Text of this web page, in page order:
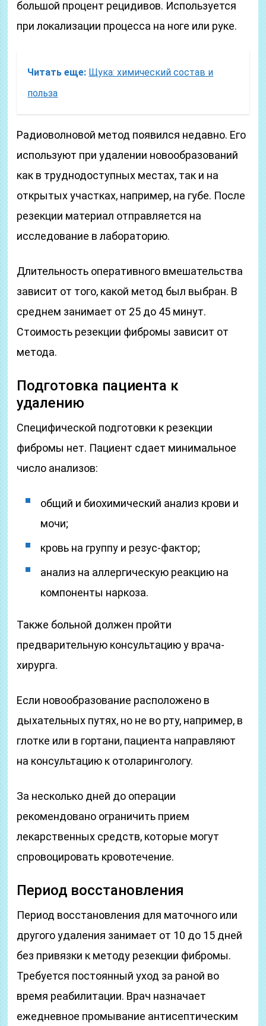
большой процент рецидивов. Используется
при локализации процесса на ноге или руке.
Читать еще: Щука: химический состав и
польза
Радиоволновой метод появился недавно. Его
используют при удалении новообразований
как в труднодоступных местах, так и на
открытых участках, например, на губе. После
резекции материал отправляется на
исследование в лабораторию.
Длительность оперативного вмешательства
зависит от того, какой метод был выбран. В
среднем занимает от 25 до 45 минут.
Стоимость резекции фибромы зависит от
метода.
Подготовка пациента к
удалению
Специфической подготовки к резекции
фибромы нет. Пациент сдает минимальное
число анализов:
общий и биохимический анализ крови и
мочи;
кровь на группу и резус-фактор;
анализ на аллергическую реакцию на
компоненты наркоза.
Также больной должен пройти
предварительную консультацию у врача-
хирурга.
Если новообразование расположено в
дыхательных путях, но не во рту, например, в
глотке или в гортани, пациента направляют
на консультацию к отоларингологу.
За несколько дней до операции
рекомендовано ограничить прием
лекарственных средств, которые могут
спровоцировать кровотечение.
Период восстановления
Период восстановления для маточного или
другого удаления занимает от 10 до 15 дней
без привязки к методу резекции фибромы.
Требуется постоянный уход за раной во
время реабилитации. Врач назначает
ежедневное промывание антисептическим